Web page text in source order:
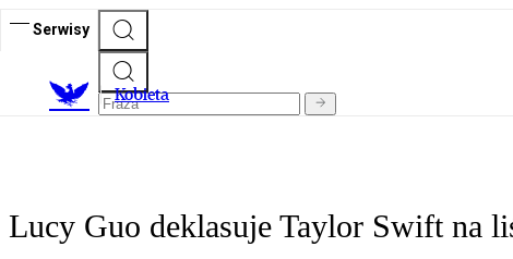
Serwisy
Kobieta
Lucy Guo deklasuje Taylor Swift na